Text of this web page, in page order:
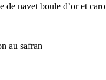
de navet boule d’or et